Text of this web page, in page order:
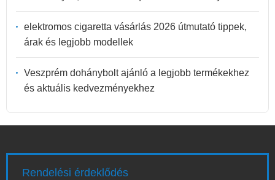
elektromos cigaretta vásárlás 2026 útmutató tippek,
árak és legjobb modellek
Veszprém dohánybolt ajánló a legjobb termékekhez
és aktuális kedvezményekhez
Rendelési érdeklődés